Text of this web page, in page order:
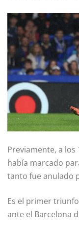
Previamente, a
había marcado
tanto fue anulado
Es el primer
ante el Barcelona